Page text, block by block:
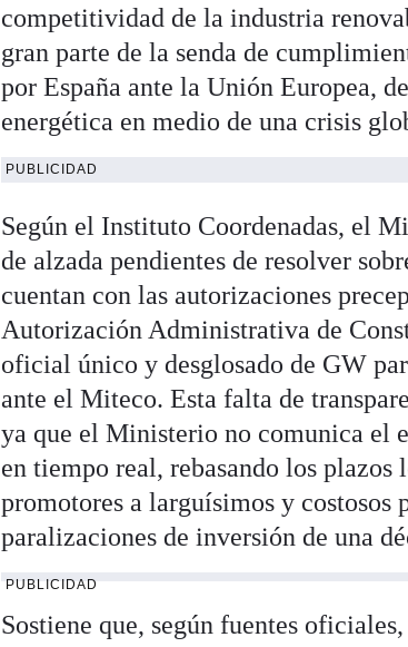
competitividad de la industria
gran parte de la senda de
por España ante la Unión Europea,
energética en medio de una crisis
PUBLICIDAD
Según el Instituto Coordenadas, el
de alzada pendientes de resolver
cuentan con las autorizaciones
Autorización Administrativa de
oficial único y desglosado de GW
ante el Miteco. Esta falta de
ya que el Ministerio no comunica el
en tiempo real, rebasando los
promotores a larguísimos y costosos
paralizaciones de inversión de una
PUBLICIDAD
Sostiene que, según fuentes